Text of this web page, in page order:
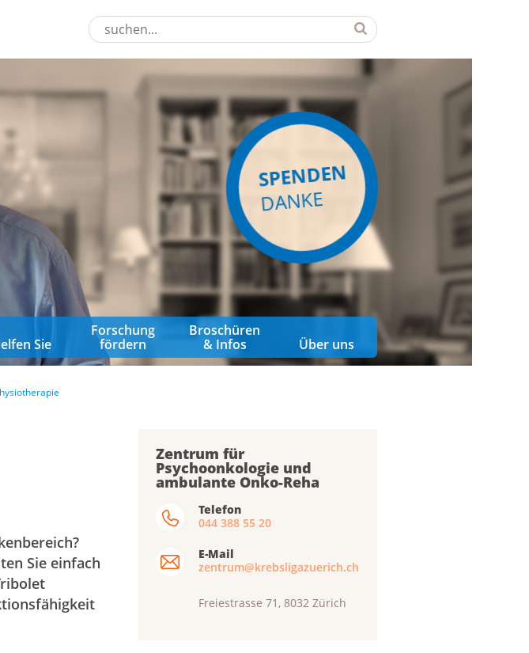
SPENDEN
DANKE
Sie
Forschung
fördern
Broschüren
& Infos
Über uns
Sie einfach
Zentrum für
Psychoonkologie und
ambulante Onko-Reha
Telefon
044 388 55 20
E-Mail
zentrum@krebsligazuerich.ch
Freiestrasse 71, 8032 Zürich